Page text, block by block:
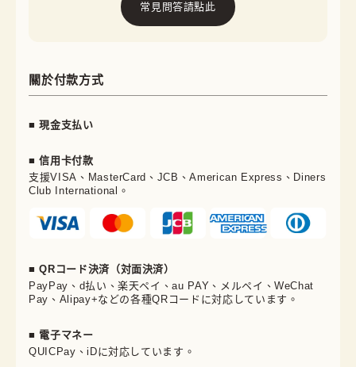
常見問答請點此
關於付款方式
■ 現金支払い
■ 信用卡付款
支援VISA、MasterCard、JCB、American Express、Diners
Club International。
■ QRコード決済（対面決済）
PayPay、d払い、楽天ペイ、au PAY、メルペイ、WeChat
Pay、Alipay+などの各種QRコードに対応しています。
■ 電子マネー
QUICPay、iDに対応しています。